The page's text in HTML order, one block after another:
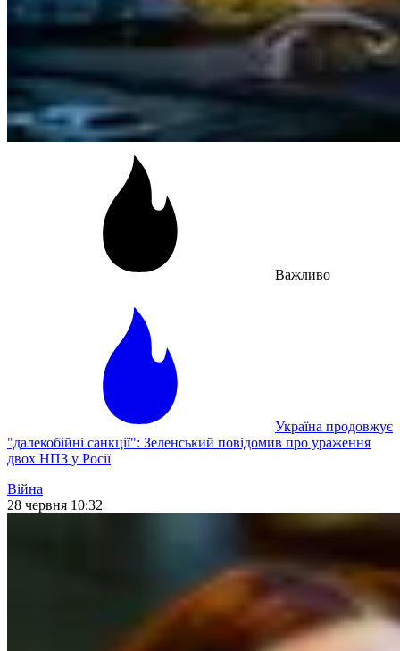
Важливо
Україна продовжує
"далекобійні санкції": Зеленський повідомив про ураження
двох НПЗ у Росії
Війна
28 червня 10:32